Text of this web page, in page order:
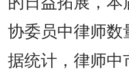
协委员中律师数
据统计，律师中